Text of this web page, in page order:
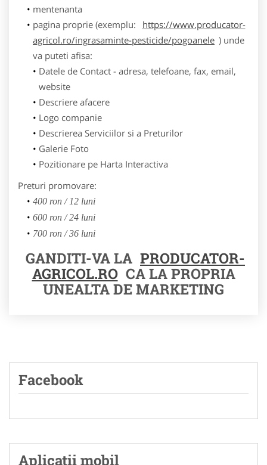
mentenanta
pagina proprie (exemplu:
https://www.producator-
agricol.ro/ingrasaminte-pesticide/pogoanele ) unde
va puteti afisa:
Datele de Contact - adresa, telefoane, fax, email,
website
Descriere afacere
Logo companie
Descrierea Serviciilor si a Preturilor
Galerie Foto
Pozitionare pe Harta Interactiva
Preturi promovare:
400 ron / 12 luni
600 ron / 24 luni
700 ron / 36 luni
GANDITI-VA LA PRODUCATOR-
AGRICOL.RO CA LA PROPRIA
UNEALTA DE MARKETING
Facebook
Aplicatii mobil